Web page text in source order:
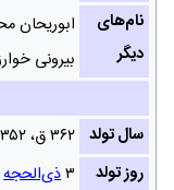
نام‌های
دیگر
ابوریحان
بیرونی
سال تولد ۳۶۲ ق، ۳۵۲ ش‌، ۹۷۳ م
روز تولد
۳ذی‌الحجه